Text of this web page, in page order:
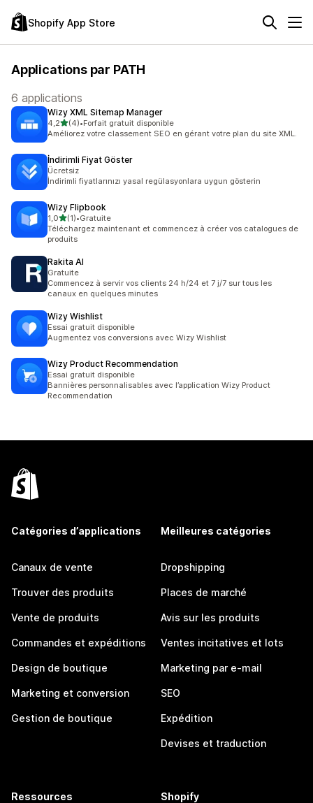
Shopify App Store
Applications par PATH
6 applications
Wizy XML Sitemap Manager
4,2étoile(s) sur 5
(4)
4 avis au total
•Forfait gratuit disponible
Améliorez votre classement SEO en gérant votre plan du site XML.
İndirimli Fiyat Göster
Ücretsiz
İndirimli fiyatlarınızı yasal regülasyonlara uygun gösterin
Wizy Flipbook
1,0étoile(s) sur 5
(1)
1 avis au total
•Gratuite
Téléchargez maintenant et commencez à créer vos catalogues de
produits
Rakita AI
Gratuite
Commencez à servir vos clients 24 h/24 et 7 j/7 sur tous les
canaux en quelques minutes
Wizy Wishlist
Essai gratuit disponible
Augmentez vos conversions avec Wizy Wishlist
Wizy Product Recommendation
Essai gratuit disponible
Bannières personnalisables avec l’application Wizy Product
Recommendation
Catégories d’applications
Canaux de vente
Trouver des produits
Vente de produits
Commandes et expéditions
Design de boutique
Marketing et conversion
Gestion de boutique
Meilleures catégories
Dropshipping
Places de marché
Avis sur les produits
Ventes incitatives et lots
Marketing par e-mail
SEO
Expédition
Devises et traduction
Ressources Shopify